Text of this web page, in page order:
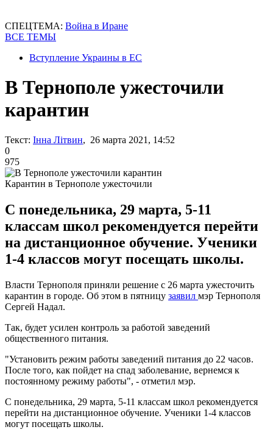
СПЕЦТЕМА: Война в Иране
ВСЕ ТЕМЫ
Вступление Украины в ЕС
В Тернополе ужесточили
карантин
Текст: Інна Літвин, 26 марта 2021, 14:52
0
975
Карантин в Тернополе ужесточили
С понедельника, 29 марта, 5-11
классам школ рекомендуется перейти
на дистанционное обучение. Ученики
1-4 классов могут посещать школы.
Власти Тернополя приняли решение с 26 марта ужесточить
карантин в городе. Об этом в пятницу заявил мэр Тернополя
Сергей Надал.
Так, будет усилен контроль за работой заведений
общественного питания.
"Установить режим работы заведений питания до 22 часов.
После того, как пойдет на спад заболевание, вернемся к
постоянному режиму работы", - отметил мэр.
С понедельника, 29 марта, 5-11 классам школ рекомендуется
перейти на дистанционное обучение. Ученики 1-4 классов
могут посещать школы.